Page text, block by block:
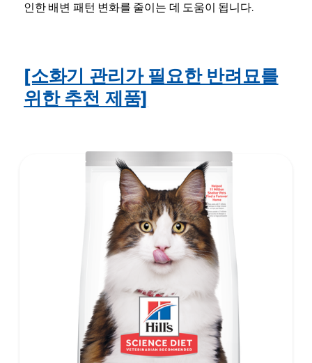
인한 배변 패턴 변화를 줄이는 데 도움이 됩니다.
[소화기 관리가 필요한 반려묘를
위한 추천 제품]